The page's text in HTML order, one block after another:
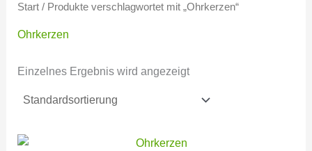
Start/ Produkte verschlagwortet mit „Ohrkerzen“
Ohrkerzen
Einzelnes Ergebnis wird angezeigt